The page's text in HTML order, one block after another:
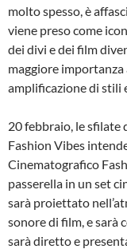
molto spesso, è
viene preso come
dei divi e dei film
maggiore
amplificazione di stili
20 febbraio, le sfilate
Fashion Vibes
Cinematografico
passerella in un set
sarà proiettato
sonore di film, e sarà
sarà diretto e